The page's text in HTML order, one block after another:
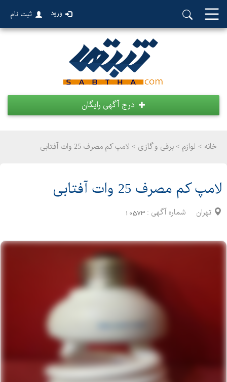
ورود ثبت نام
درج آگهی رایگان
خانه > لوازم > برقی و گازی > لامپ کم مصرف 25 وات آفتابی
لامپ کم مصرف 25 وات آفتابی
تهران شماره آگهی : 10573